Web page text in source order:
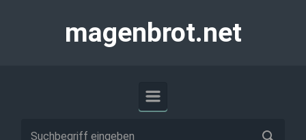
magenbrot.net